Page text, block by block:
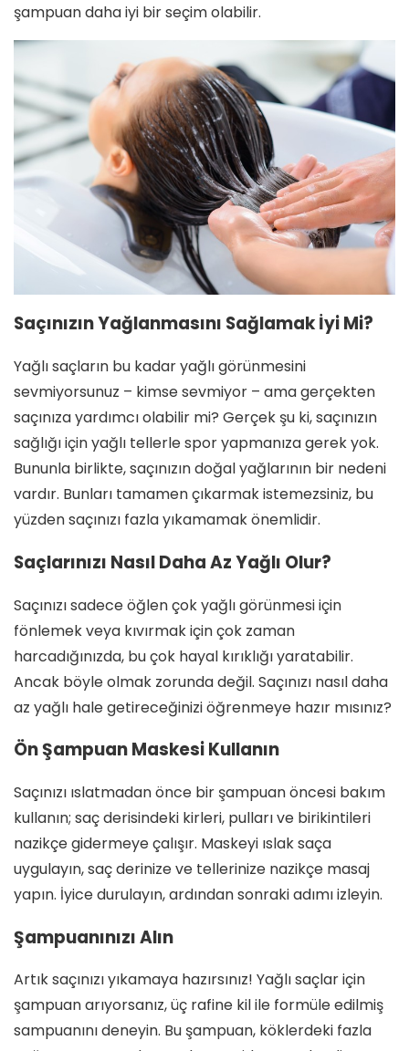
şampuan daha iyi bir seçim olabilir.
Saçınızın Yağlanmasını Sağlamak İyi Mi?
Yağlı saçların bu kadar yağlı görünmesini
sevmiyorsunuz – kimse sevmiyor – ama gerçekten
saçınıza yardımcı olabilir mi? Gerçek şu ki, saçınızın
sağlığı için yağlı tellerle spor yapmanıza gerek yok.
Bununla birlikte, saçınızın doğal yağlarının bir nedeni
vardır. Bunları tamamen çıkarmak istemezsiniz, bu
yüzden saçınızı fazla yıkamamak önemlidir.
Saçlarınızı Nasıl Daha Az Yağlı Olur?
Saçınızı sadece öğlen çok yağlı görünmesi için
fönlemek veya kıvırmak için çok zaman
harcadığınızda, bu çok hayal kırıklığı yaratabilir.
Ancak böyle olmak zorunda değil. Saçınızı nasıl daha
az yağlı hale getireceğinizi öğrenmeye hazır mısınız?
Ön Şampuan Maskesi Kullanın
Saçınızı ıslatmadan önce bir şampuan öncesi bakım
kullanın; saç derisindeki kirleri, pulları ve birikintileri
nazikçe gidermeye çalışır. Maskeyi ıslak saça
uygulayın, saç derinize ve tellerinize nazikçe masaj
yapın. İyice durulayın, ardından sonraki adımı izleyin.
Şampuanınızı Alın
Artık saçınızı yıkamaya hazırsınız! Yağlı saçlar için
şampuan arıyorsanız, üç rafine kil ile formüle edilmiş
sampuanını deneyin. Bu şampuan, köklerdeki fazla